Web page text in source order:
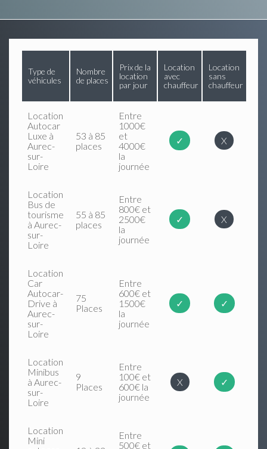
Type de
véhicules
Nombre
de places
Prix de la
location
par jour
Location
avec
chauffeur
Location
sans
chauffeur
Location
Autocar
Luxe à
Aurec-
sur-
Loire
53 à 85
places
Entre
1000€
et
4000€
la
journée
✓ X
Location
Bus de
tourisme
à Aurec-
sur-
Loire
55 à 85
places
Entre
800€ et
2500€
la
journée
✓ X
Location
Car
Autocar-
Drive à
Aurec-
sur-
Loire
75
Places
Entre
600€ et
1500€
la
journée
✓ ✓
Location
Minibus
à Aurec-
sur-
Loire
9
Places
Entre
100€ et
600€ la
journée
X ✓
Location
Mini
Entre
500€ et